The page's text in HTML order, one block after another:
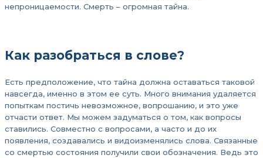
непроницаемости. Смерть – огромная тайна.
Как разобраться в слове?
Есть предположение, что тайна должна оставаться таковой
навсегда, именно в этом ее суть. Много внимания удаляется
попыткам постичь невозможное, вопрошанию, и это уже
отчасти ответ. Мы можем задуматься о том, как вопросы
ставились. Совместно с вопросами, а часто и до их
появления, создавались и видоизменялись слова. Связанные
со смертью состояния получили свои обозначения. Ведь это